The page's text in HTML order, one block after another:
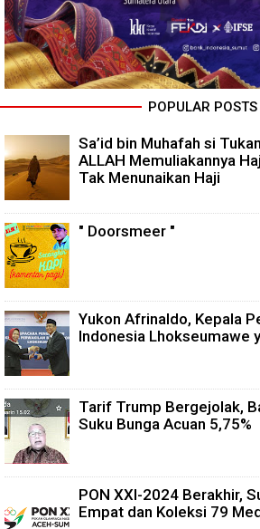
POPULAR POSTS
Sa’id bin Muhafah si
ALLAH Memuliakannya
Tak Menunaikan Haji
" Doorsmeer "
Yukon Afrinaldo, Kepala
Indonesia Lhokseumawe
Tarif Trump Bergejolak,
Suku Bunga Acuan 5,75%
PON XXI-2024 Berakhir,
Empat dan Koleksi 79